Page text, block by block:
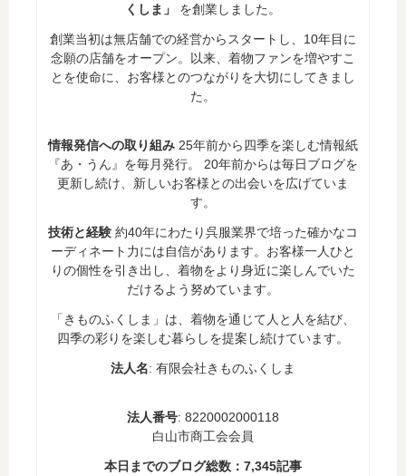
くしま」
を創業しました。
創業当初は無店舗での経営からスタートし、10年目に
念願の店舗をオープン。以来、着物ファンを増やすこ
とを使命に、お客様とのつながりを大切にしてきまし
た。
情報発信への取り組み 25年前から四季を楽しむ情報紙
『あ・うん』を毎月発行。 20年前からは毎日ブログを
更新し続け、新しいお客様との出会いを広げていま
す。
技術と経験 約40年にわたり呉服業界で培った確かなコ
ーディネート力には自信があります。お客様一人ひと
りの個性を引き出し、着物をより身近に楽しんでいた
だけるよう努めています。
「きものふくしま」は、着物を通じて人と人を結び、
四季の彩りを楽しむ暮らしを提案し続けています。
法人名: 有限会社きものふくしま
法人番号: 8220002000118
白山市商工会会員
本日までのブログ総数： 7,345記事